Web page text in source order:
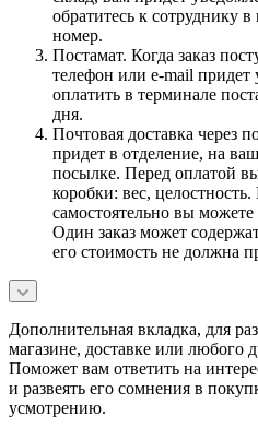
обратитесь к сотруднику
номер.
Постамат. Когда заказ
телефон или e-mail
оплатить в терминале
дня.
Почтовая доставка через
придет в отделение, на
посылке. Перед оплатой
коробки: вес,
самостоятельно вы можете
Один заказ может
его стоимость не должна
Дополнительная вкладка, для
магазине, доставке или любого
Поможет вам ответить на
и развеять его сомнения в
усмотрению.